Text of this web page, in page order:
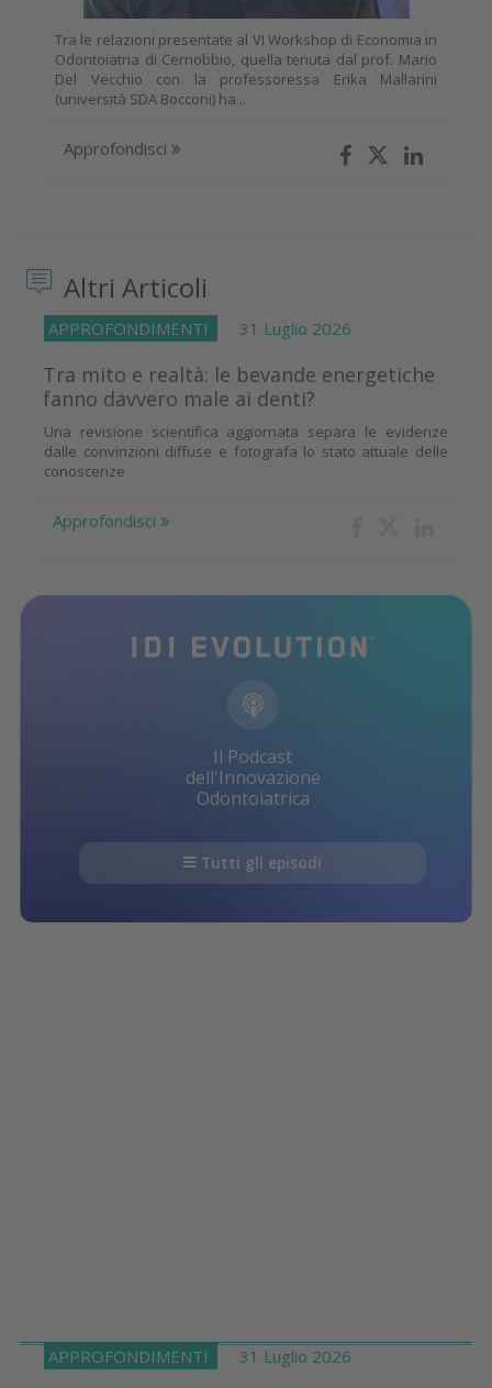
Tra le relazioni presentate al VI Workshop di Economia in
Odontoiatria di Cernobbio, quella tenuta dal prof. Mario
Del Vecchio con la professoressa Erika Mallarini
(università SDA Bocconi) ha...
Approfondisci
Altri Articoli
APPROFONDIMENTI 31 Luglio 2026
Tra mito e realtà: le bevande energetiche
fanno davvero male ai denti?
Una revisione scientifica aggiornata separa le evidenze
dalle convinzioni diffuse e fotografa lo stato attuale delle
conoscenze
Approfondisci
Il Podcast
dell'Innovazione
Odontoiatrica
Tutti gli episodi
APPROFONDIMENTI 31 Luglio 2026